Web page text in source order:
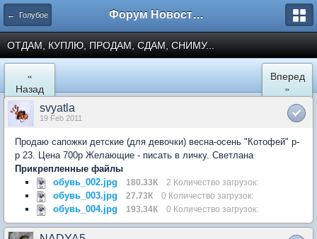
← Голубое Форум Новостройки
ОТДАМ, КУПЛЮ, ПРОДАМ, СДАМ, СНИМУ...
«
Назад
Вперед
»
svyatla
19 Feb 2011
Продаю сапожки детские (для девочки) весна-осень "Котофей" р-
р 23. Цена 700р Желающие - писать в личку. Светлана
Прикрепленные файлы
обувь_002.jpg
180.33К 2 Количество загрузок:
обувь_003.jpg 27.73К 0 Количество загрузок:
обувь_004.jpg 193.34К 0 Количество загрузок: